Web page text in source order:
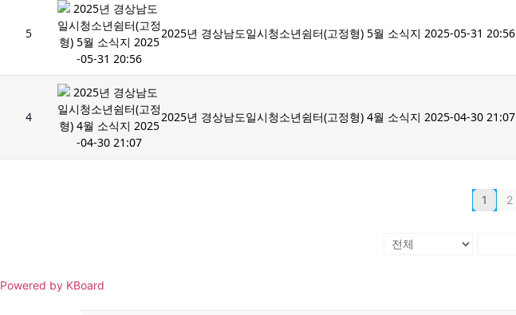
5 2025년 경상남도일시청소년쉼터(고정형) 5월 소식지 2025-05-31 20:56
4 2025년 경상남도일시청소년쉼터(고정형) 4월 소식지 2025-04-30 21:07
1 2
Powered by KBoard